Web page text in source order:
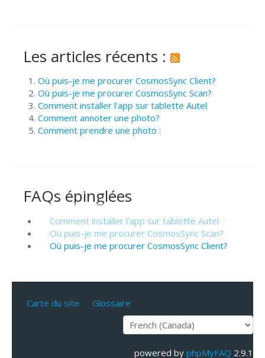
Les articles récents :
Où puis-je me procurer CosmosSync Client?
Où puis-je me procurer CosmosSync Scan?
Comment installer l'app sur tablette Autel
Comment annoter une photo?
Comment prendre une photo :
FAQs épinglées
Comment installer l'app sur tablette Autel
Où puis-je me procurer CosmosSync Scan?
Où puis-je me procurer CosmosSync Client?
Carte du site Glossaire
powered by phpMyFAQ 2.9.1